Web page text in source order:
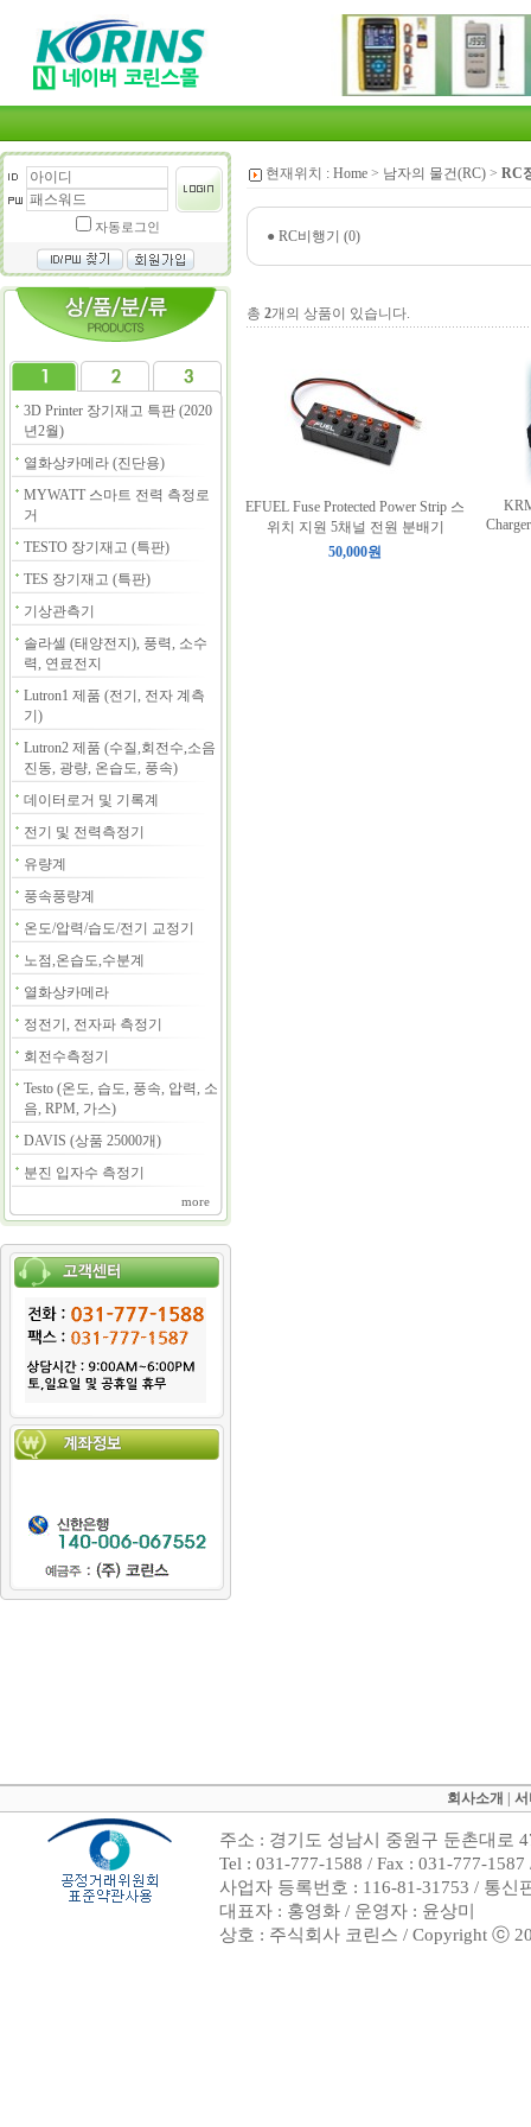
자동로그인
3D Printer 장기재고 특판 (2020
년2월)
열화상카메라 (진단용)
MYWATT 스마트 전력 측정로
거
TESTO 장기재고 (특판)
TES 장기재고 (특판)
기상관측기
솔라셀 (태양전지), 풍력, 소수
력, 연료전지
Lutron1 제품 (전기, 전자 계측
기)
Lutron2 제품 (수질,회전수,소음
진동, 광량, 온습도, 풍속)
데이터로거 및 기록계
전기 및 전력측정기
유량계
풍속풍량계
온도/압력/습도/전기 교정기
노점,온습도,수분계
열화상카메라
정전기, 전자파 측정기
회전수측정기
Testo (온도, 습도, 풍속, 압력, 소
음, RPM, 가스)
DAVIS (상품 25000개)
분진 입자수 측정기
more
현재위치 : Home > 남자의 물건(RC) > RC
● RC비행기 (0)
총 2개의 상품이 있습니다.
EFUEL Fuse Protected Power Strip 스
위치 지원 5채널 전원 분배기
50,000원
회사소개
주소 : 경기도 성남시 중원구 둔촌대로
Tel : 031-777-1588 / Fax : 031-777-
사업자 등록번호 : 116-81-31753 / 통신
대표자 : 홍영화 / 운영자 : 윤상미
상호 : 주식회사 코린스 / Copyright ⓒ